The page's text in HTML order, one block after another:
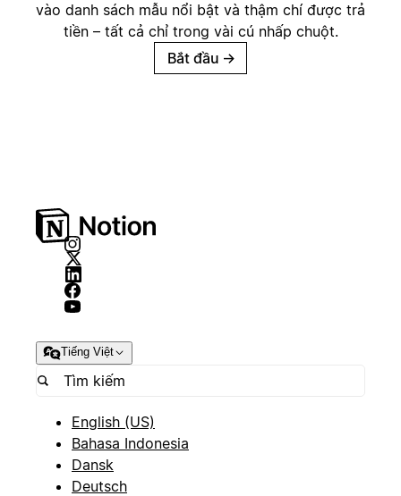
vào danh sách mẫu nổi bật và thậm chí được trả
tiền – tất cả chỉ trong vài cú nhấp chuột.
Bắt đầu →
Tiếng Việt
English (US)
Bahasa Indonesia
Dansk
Deutsch